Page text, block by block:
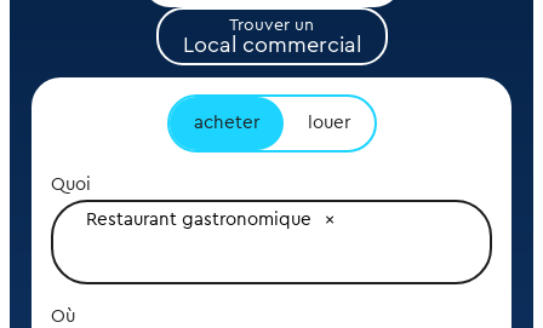
Trouver un
Local commercial
acheter louer
Quoi
Restaurant gastronomique
Où